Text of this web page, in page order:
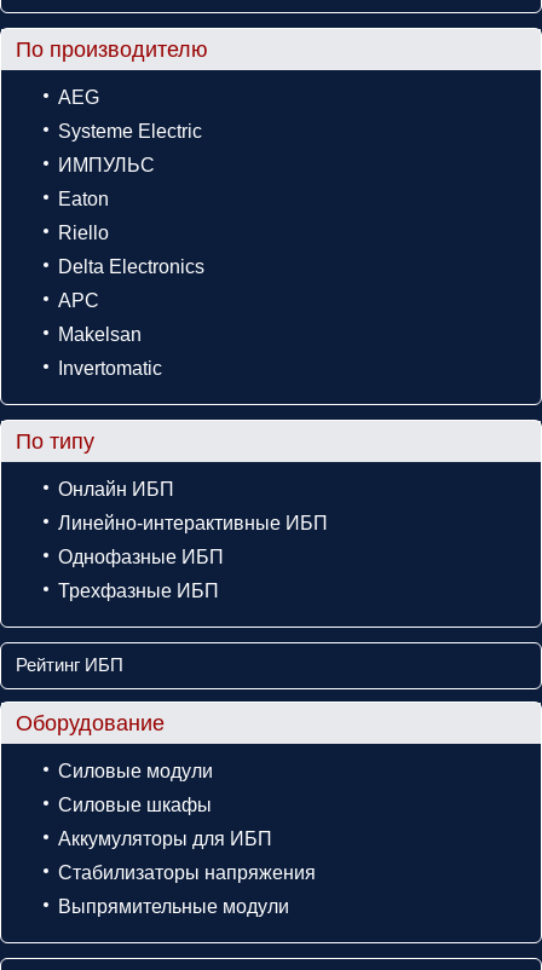
По производителю
AEG
Systeme Electric
ИМПУЛЬС
Eaton
Riello
Delta Electronics
APC
Makelsan
Invertomatic
По типу
Онлайн ИБП
Линейно-интерактивные ИБП
Однофазные ИБП
Трехфазные ИБП
Рейтинг ИБП
Оборудование
Силовые модули
Силовые шкафы
Аккумуляторы для ИБП
Стабилизаторы напряжения
Выпрямительные модули